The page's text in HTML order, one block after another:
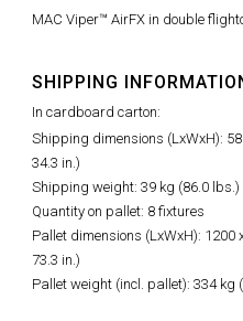
MAC Viper™ AirFX in double
SHIPPING
In cardboard carton:
Shipping dimensions (LxWxH):
34.3 in.)
Shipping weight: 39 kg (86.0 lbs.)
Quantity on pallet: 8 fixtures
Pallet dimensions (LxWxH): 1200
73.3 in.)
Pallet weight (incl. pallet): 334 kg